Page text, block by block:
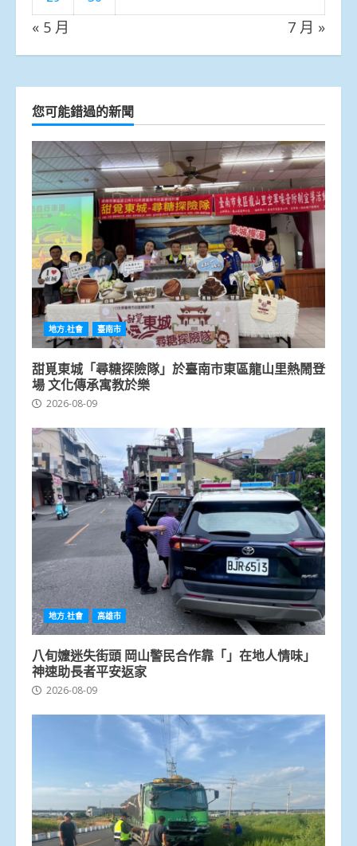
« 5 月 7 月 »
您可能錯過的新聞
地方.社會 臺南市
甜覓東城「尋糖探險隊」於臺南市東區龍山里熱鬧登
場 文化傳承寓教於樂
2026-08-09
地方.社會 高雄市
八旬嬤迷失街頭 岡山警民合作靠「」在地人情味」
神速助長者平安返家
2026-08-09